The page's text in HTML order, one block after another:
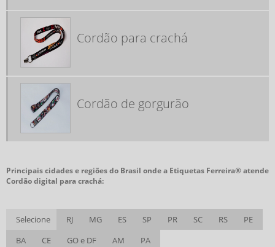
FÁBRICA DE PORTA CRACHÁ RETRÁTIL
FÁBRICA DE TAG DE MALA
FABRICA FITA DE GORGURÃO
FABRICANTE DE CORDÃO PARA CRACHÁ
FITA CRACHÁ PERSONALIZADA
FITA PARA CRACHÁ
FITAS DA CONSCIÊNCIA
FITAS DA CONSCIÊNCIA COMPRAR
FITAS GORGURÃO PERSONALIZADAS
FITAS PERSONALIZADAS PARA MEDALHAS
Cordão para crachá
Cordão de gorgurão
Principais cidades e regiões do Brasil onde a Etiquetas Ferreira® atende
Cordão digital para crachá:
Selecione RJ MG ES SP PR SC RS
PE
BA
CE GO e DF AM PA